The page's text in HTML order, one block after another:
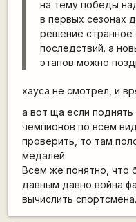
на тему победы
в первых сезонах
решение странное
последствий. а
этапов можно
хауса не смотрел, и
а вот ща если
чемпионов по всем
проверить, то там
медалей.
Всем же понятно, что
давным давно война
вычислить